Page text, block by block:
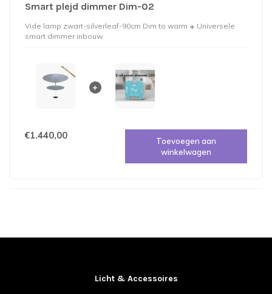
Smart plejd dimmer Dim-02
Vide lamp zwart-silverleaf-90cm Dim to warm
Universele
smart dimmer inbouw
€1.440,00
Toevoegen aan
winkelwagen
Licht & Accessoires